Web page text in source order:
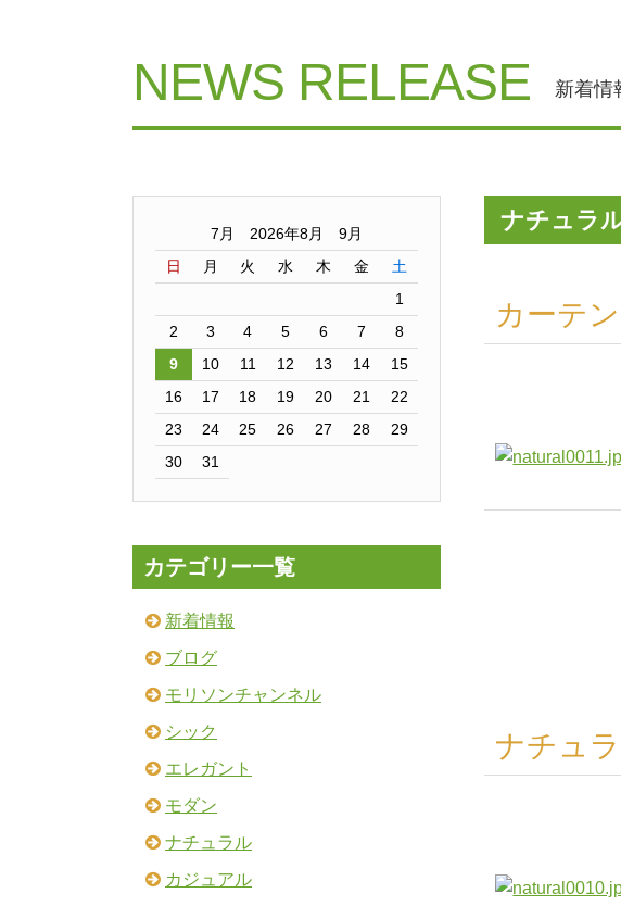
NEWS RELEASE 新着情
ナチュラ
カーテ
ナチュ
7月 2026年8月 9月
日
月 火 水 木 金
土
1
2
3 4 5 6 7
8
9
10 11 12 13 14
15
16
17 18 19 20 21
22
23
24 25 26 27 28
29
30
31
カテゴリー一覧
新着情報
ブログ
モリソンチャンネル
シック
エレガント
モダン
ナチュラル
カジュアル